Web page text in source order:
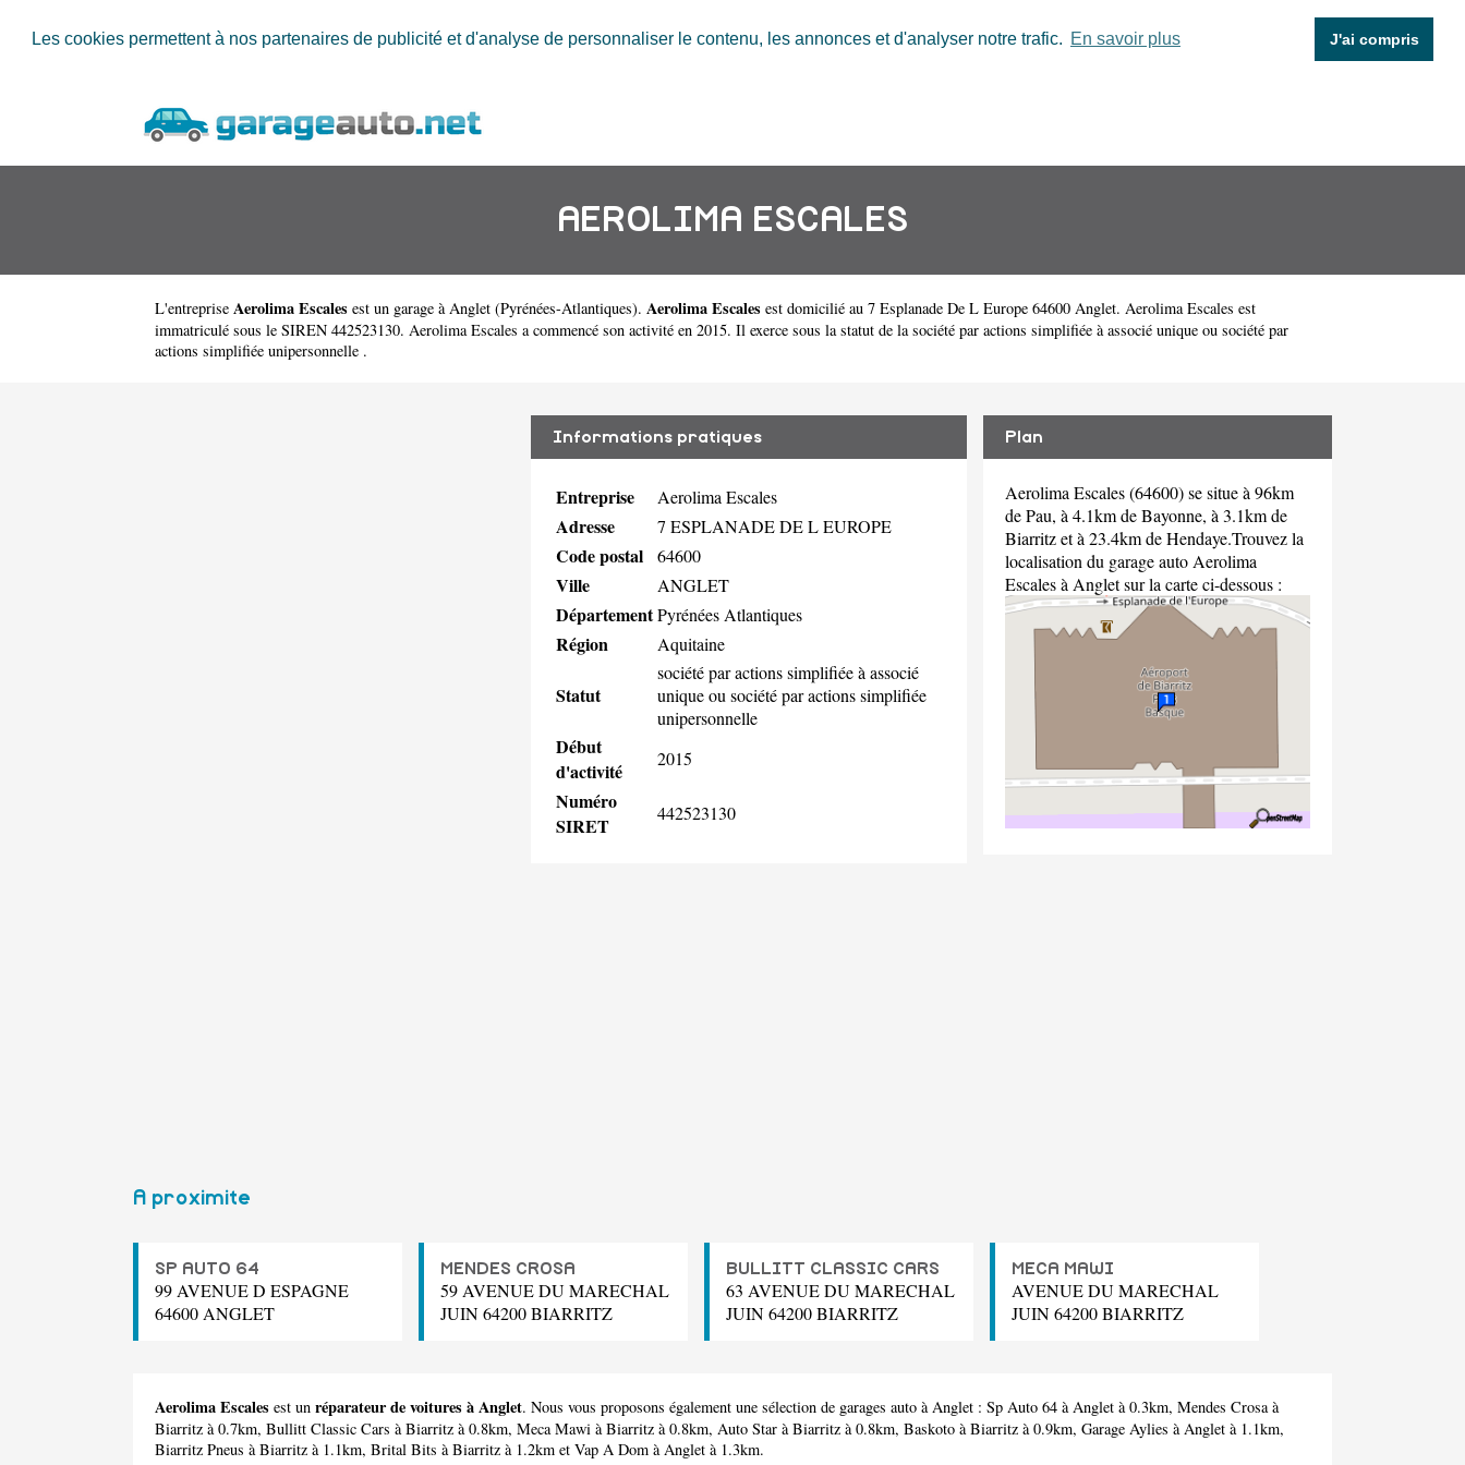
Les cookies permettent à nos partenaires de publicité et d'analyse de personnaliser le contenu, les annonces et d'analyser notre trafic. En savoir plus J'ai compris
AEROLIMA ESCALES
L'entreprise Aerolima Escales est un garage à Anglet (Pyrénées-Atlantiques). Aerolima Escales est domicilié au 7 Esplanade De L Europe 64600 Anglet. Aerolima Escales est
immatriculé sous le SIREN 442523130. Aerolima Escales a commencé son activité en 2015. Il exerce sous la statut de la société par actions simplifiée à associé unique ou société par
actions simplifiée unipersonnelle .
Informations pratiques
Entreprise Aerolima Escales
Adresse 7 ESPLANADE DE L EUROPE
Code postal 64600
Ville ANGLET
DépartementPyrénées Atlantiques
Région Aquitaine
Statut
société par actions simplifiée à associé
unique ou société par actions simplifiée
unipersonnelle
Début
d'activité
2015
Numéro
SIRET
442523130
Plan
Aerolima Escales (64600) se situe à 96km
de Pau, à 4.1km de Bayonne, à 3.1km de
Biarritz et à 23.4km de Hendaye.Trouvez la
localisation du garage auto Aerolima
Escales à Anglet sur la carte ci-dessous :
A proximite
SP AUTO 64
99 AVENUE D ESPAGNE
64600 ANGLET
MENDES CROSA
59 AVENUE DU MARECHAL
JUIN 64200 BIARRITZ
BULLITT CLASSIC CARS
63 AVENUE DU MARECHAL
JUIN 64200 BIARRITZ
MECA MAWI
AVENUE DU MARECHAL
JUIN 64200 BIARRITZ
Aerolima Escales est un réparateur de voitures à Anglet. Nous vous proposons également une sélection de garages auto à Anglet : Sp Auto 64 à Anglet à 0.3km, Mendes Crosaà
Biarritz à 0.7km, Bullitt Classic Cars à Biarritz à 0.8km, Meca Mawi à Biarritz à 0.8km, Auto Star à Biarritz à 0.8km, Baskoto à Biarritz à 0.9km, Garage Aylies à Anglet à 1.1km,
Biarritz Pneus à Biarritz à 1.1km, Brital Bits à Biarritz à 1.2km et Vap A Dom à Anglet à 1.3km.